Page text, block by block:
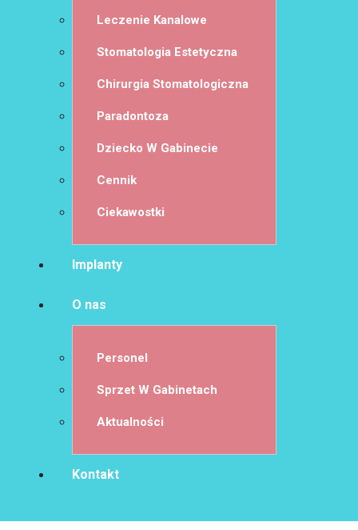
Leczenie Kanalowe
Stomatologia Estetyczna
Chirurgia Stomatologiczna
Paradontoza
Dziecko W Gabinecie
Cennik
Ciekawostki
Implanty
O nas
Personel
Sprzet W Gabinetach
Aktualności
Kontakt